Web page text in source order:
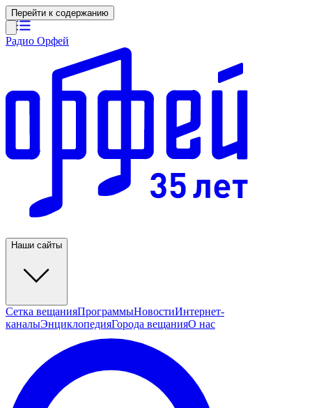
Перейти к содержанию
Радио Орфей
Наши сайты
Сетка вещанияПрограммыНовостиИнтернет-
каналыЭнциклопедияГорода вещанияО нас